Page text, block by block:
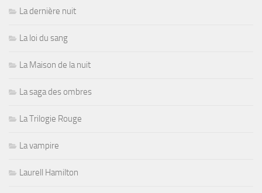
La dernière nuit
La loi du sang
La Maison de la nuit
La saga des ombres
La Trilogie Rouge
La vampire
Laurell Hamilton